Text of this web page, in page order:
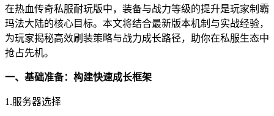
在热血传奇私服耐玩版中，装备与战力等级的提升是玩家制霸
玛法大陆的核心目标。本文将结合最新版本机制与实战经验，
为玩家揭秘高效刷装策略与战力成长路径，助你在私服生态中
抢占先机。
一、基础准备：构建快速成长框架
1.服务器选择